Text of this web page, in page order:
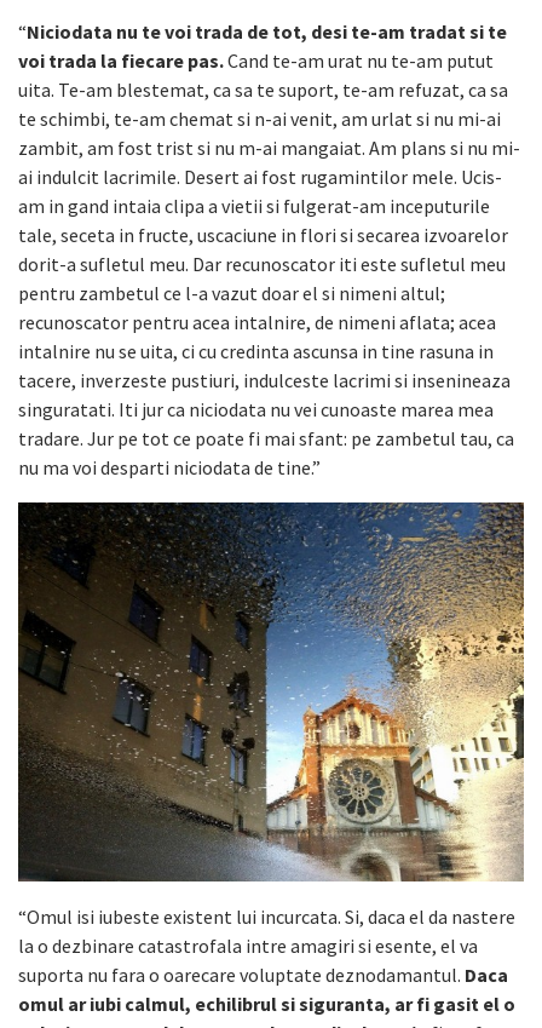
“Niciodata nu te voi trada de tot, desi te-am tradat si te
voi trada la fiecare pas.Cand te-am urat nu te-am putut
uita. Te-am blestemat, ca sa te suport, te-am refuzat, ca sa
te schimbi, te-am chemat si n-ai venit, am urlat si nu mi-ai
zambit, am fost trist si nu m-ai mangaiat. Am plans si nu mi-
ai indulcit lacrimile. Desert ai fost rugamintilor mele. Ucis-
am in gand intaia clipa a vietii si fulgerat-am inceputurile
tale, seceta in fructe, uscaciune in flori si secarea izvoarelor
dorit-a sufletul meu. Dar recunoscator iti este sufletul meu
pentru zambetul ce l-a vazut doar el si nimeni altul;
recunoscator pentru acea intalnire, de nimeni aflata; acea
intalnire nu se uita, ci cu credinta ascunsa in tine rasuna in
tacere, inverzeste pustiuri, indulceste lacrimi si insenineaza
singuratati. Iti jur ca niciodata nu vei cunoaste marea mea
tradare. Jur pe tot ce poate fi mai sfant: pe zambetul tau, ca
nu ma voi desparti niciodata de tine.”
“Omul isi iubeste existent lui incurcata. Si, daca el da nastere
la o dezbinare catastrofala intre amagiri si esente, el va
suporta nu fara o oarecare voluptate deznodamantul. Daca
omul ar iubi calmul, echilibrul si siguranta, ar fi gasit el o